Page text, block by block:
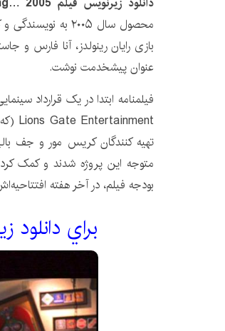
محصول سال ۲۰۰۵ به
بازی رایان رینولدز، آنا فارس و
عنوان پیشخدمت نوشت.
بودجه فیلم، در آخر هفته
براي